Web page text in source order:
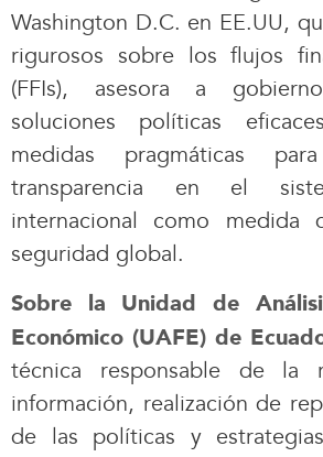
Washington D.C. en EE.UU,
rigurosos sobre los flujos
(FFIs), asesora a
soluciones políticas
medidas pragmáticas
transparencia en el
internacional como medida
seguridad global.
Sobre la Unidad de
Económico (UAFE) de
técnica responsable de la
información, realización de
de las políticas y